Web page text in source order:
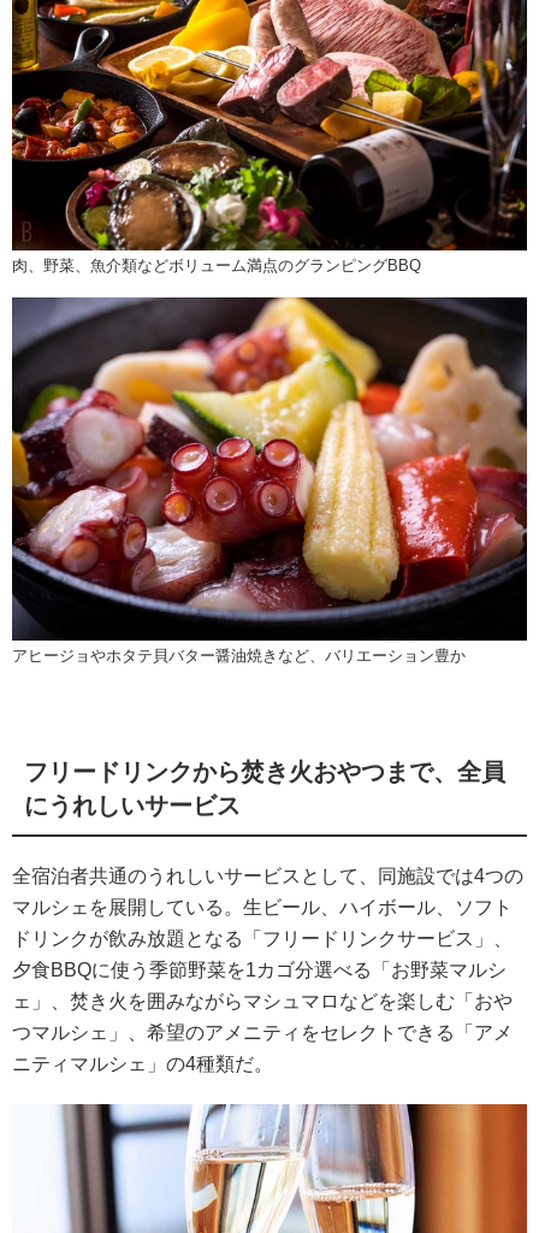
肉、野菜、魚介類などボリューム満点のグランピングBBQ
アヒージョやホタテ貝バター醤油焼きなど、バリエーション豊か
フリードリンクから焚き火おやつまで、全員
にうれしいサービス
全宿泊者共通のうれしいサービスとして、同施設では4つの
マルシェを展開している。生ビール、ハイボール、ソフト
ドリンクが飲み放題となる「フリードリンクサービス」、
夕食BBQに使う季節野菜を1カゴ分選べる「お野菜マルシ
ェ」、焚き火を囲みながらマシュマロなどを楽しむ「おや
つマルシェ」、希望のアメニティをセレクトできる「アメ
ニティマルシェ」の4種類だ。